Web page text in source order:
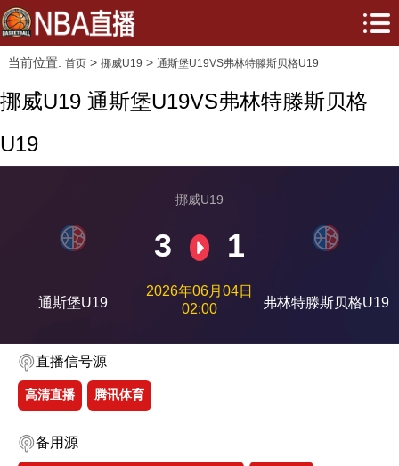
当前位置: 首页> 挪威U19 > 通斯堡U19VS弗林特滕斯贝格U19
挪威U19 通斯堡U19VS弗林特滕斯贝格
U19
通斯堡U19
挪威U19
3 1
2026年06月04日
02:00
弗林特滕斯贝格U19
直播信号源
高清直播 腾讯体育
备用源